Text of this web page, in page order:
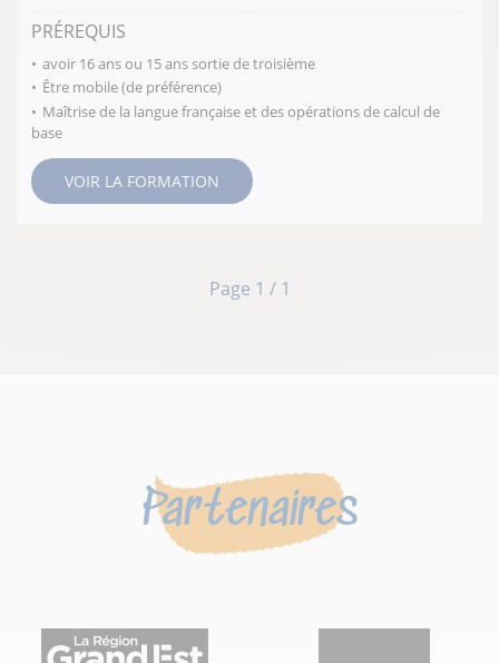
PRÉREQUIS
avoir 16 ans ou 15 ans sortie de troisième
Être mobile (de préférence)
Maîtrise de la langue française et des opérations de calcul de
base
VOIR LA FORMATION
Page 1 / 1
Partenaires